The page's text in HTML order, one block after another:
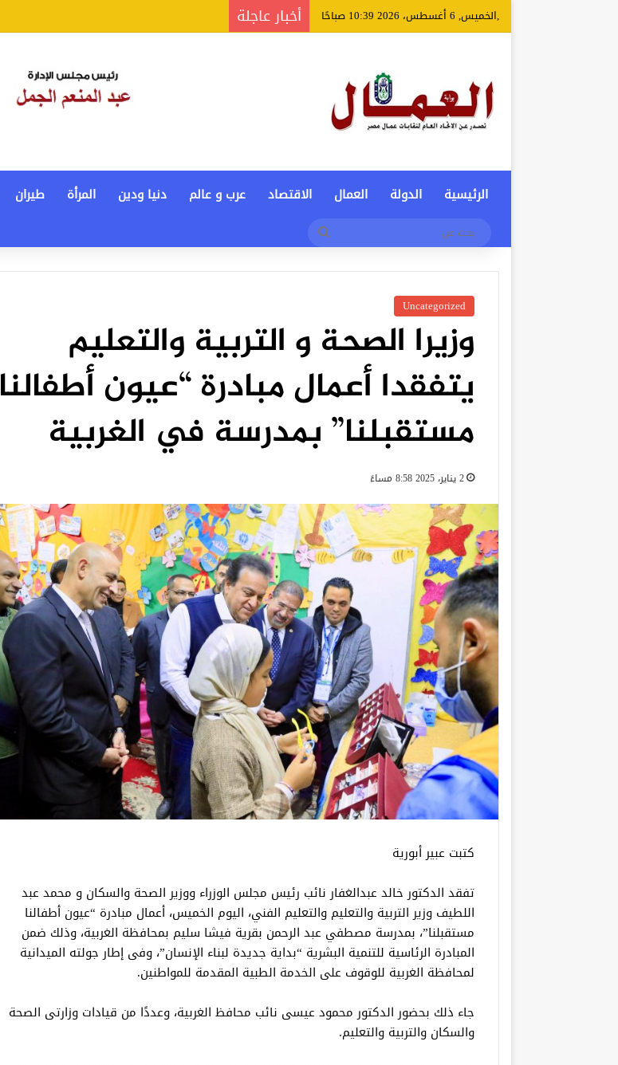
,الخميس, 6 أغسطس، 2026 10:39 صباحًا أخبار عاجلة
الرئيسية الدولة العمال الاقتصاد عرب و عالم دنيا ودين المرأة طيران
Uncategorized
وزيرا الصحة و التربية والتعليم
يتفقدا أعمال مبادرة “عيون أطفالنا
مستقبلنا” بمدرسة في الغربية
2 يناير، 2025 8:58 مساءً
كتبت عبير أبورية
تفقد الدكتور خالد عبدالغفار نائب رئيس مجلس الوزراء ووزير الصحة والسكان و محمد عبد
اللطيف وزير التربية والتعليم والتعليم الفني، اليوم الخميس، أعمال مبادرة “عيون أطفالنا
مستقبلنا”، بمدرسة مصطفي عبد الرحمن بقرية فيشا سليم بمحافظة الغربية، وذلك ضمن
المبادرة الرئاسية للتنمية البشرية “بداية جديدة لبناء الإنسان”، وفى إطار جولته الميدانية
لمحافظة الغربية للوقوف على الخدمة الطبية المقدمة للمواطنين.
جاء ذلك بحضور الدكتور محمود عيسى نائب محافظ الغربية، وعددًا من قيادات وزارتى الصحة
والسكان والتربية والتعليم.